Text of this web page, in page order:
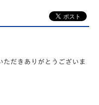
ただきありがとうございま